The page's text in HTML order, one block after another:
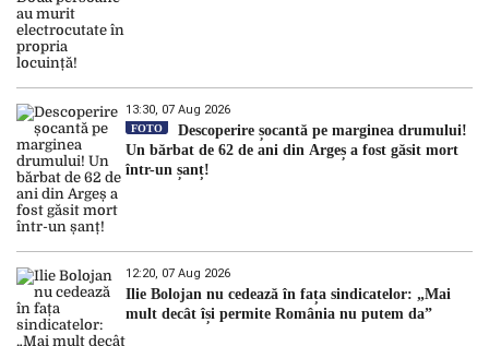
13:30, 07 Aug 2026
FOTO
Descoperire șocantă pe marginea drumului!
Un bărbat de 62 de ani din Argeș a fost găsit mort
într-un șanț!
12:20, 07 Aug 2026
Ilie Bolojan nu cedează în fața sindicatelor: „Mai
mult decât își permite România nu putem da”